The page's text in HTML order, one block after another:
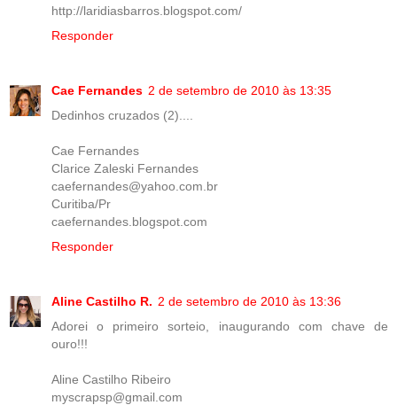
http://laridiasbarros.blogspot.com/
Responder
Cae Fernandes 2 de setembro de 2010 às 13:35
Dedinhos cruzados (2)....
Cae Fernandes
Clarice Zaleski Fernandes
caefernandes@yahoo.com.br
Curitiba/Pr
caefernandes.blogspot.com
Responder
Aline Castilho R. 2 de setembro de 2010 às 13:36
Adorei o primeiro sorteio, inaugurando com chave de
ouro!!!
Aline Castilho Ribeiro
myscrapsp@gmail.com